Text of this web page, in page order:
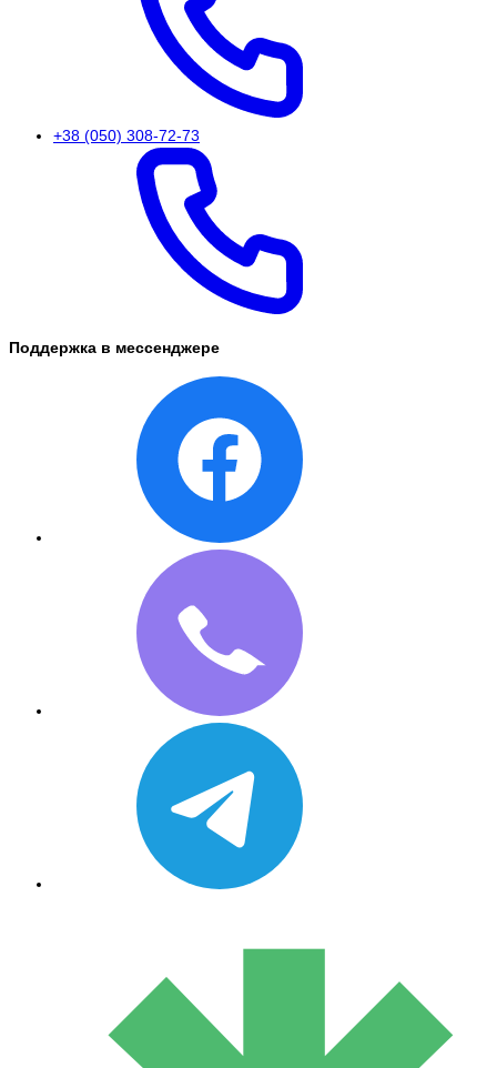
+38 (050) 308-72-73
Поддержка в мессенджере